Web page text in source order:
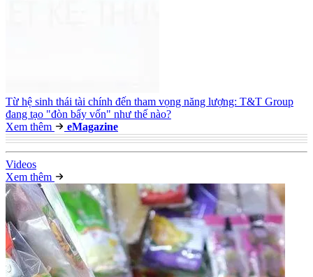
Từ hệ sinh thái tài chính đến tham vọng năng lượng: T&T Group
đang tạo "đòn bẩy vốn" như thế nào?
Xem thêm
eMagazine
Videos
Xem thêm